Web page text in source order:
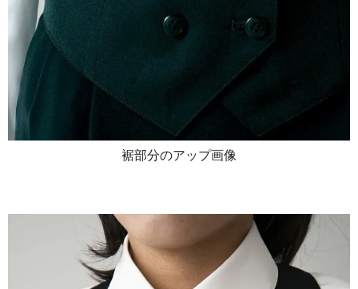
裾部分のアップ画像